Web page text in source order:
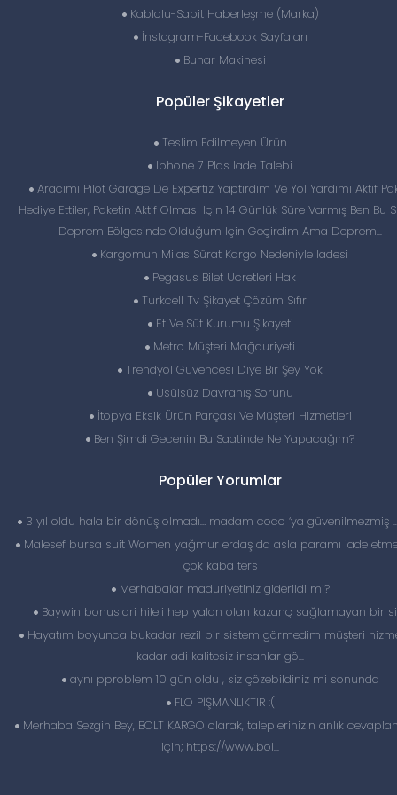
Kablolu-Sabit Haberleşme (Marka)
İnstagram-Facebook Sayfaları
Buhar Makinesi
Popüler Şikayetler
Teslim Edilmeyen Ürün
Iphone 7 Plas Iade Talebi
Aracımı Pilot Garage De Expertiz Yaptırdım Ve Yol Yardımı Aktif
Hediye Ettiler, Paketin Aktif Olması Için 14 Günlük Süre Varmış Ben Bu
Deprem Bölgesinde Olduğum Için Geçirdim Ama Deprem...
Kargomun Milas Sürat Kargo Nedeniyle Iadesi
Pegasus Bilet Ücretleri Hak
Turkcell Tv Şikayet Çözüm Sıfır
Et Ve Süt Kurumu Şikayeti
Metro Müşteri Mağduriyeti
Trendyol Güvencesi Diye Bir Şey Yok
Usülsüz Davranış Sorunu
İtopya Eksik Ürün Parçası Ve Müşteri Hizmetleri
Ben Şimdi Gecenin Bu Saatinde Ne Yapacağım?
Popüler Yorumlar
3 yıl oldu hala bir dönüş olmadı… madam coco ‘ya güvenilmezmiş
Malesef bursa suit Women yağmur erdaş da asla paramı iade
çok kaba ters
Merhabalar maduriyetiniz giderildi mi?
Baywin bonuslari hileli hep yalan olan kazanç sağlamayan bir
Hayatım boyunca bukadar rezil bir sistem görmedim müşteri
kadar adi kalitesiz insanlar gö...
aynı pproblem 10 gün oldu , siz çözebildiniz mi sonunda
FLO PİŞMANLIKTIR :(
Merhaba Sezgin Bey, BOLT KARGO olarak, taleplerinizin anlık
için; https://www.bol...